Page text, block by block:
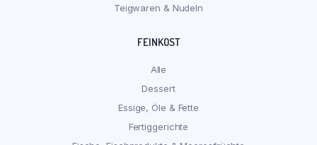
Teigwaren & Nudeln
FEINKOST
Alle
Dessert
Essige, Öle & Fette
Fertiggerichte